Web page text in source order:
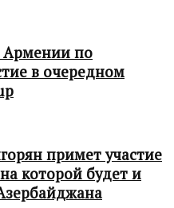
Армении по
в очередном
примет участие
которой будет и